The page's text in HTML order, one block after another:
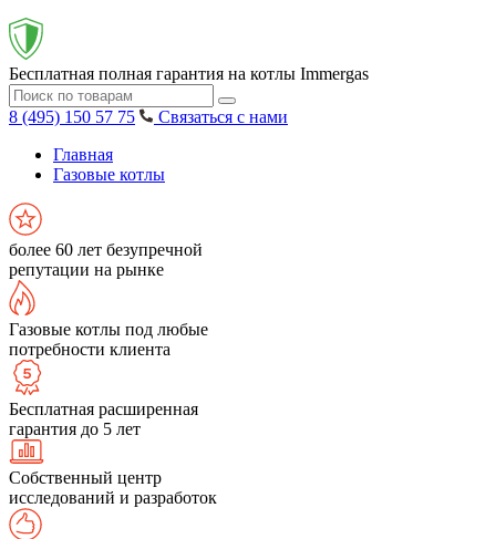
Бесплатная полная гарантия на котлы Immergas
8 (495) 150 57 75
Связаться с нами
Главная
Газовые котлы
более 60 лет безупречной
репутации на рынке
Газовые котлы под любые
потребности клиента
Бесплатная расширенная
гарантия до 5 лет
Собственный центр
исследований и разработок